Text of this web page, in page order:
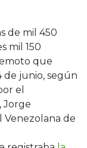
de mil 450
mil 150
que
de junio, según
el
Jorge
Venezolana de